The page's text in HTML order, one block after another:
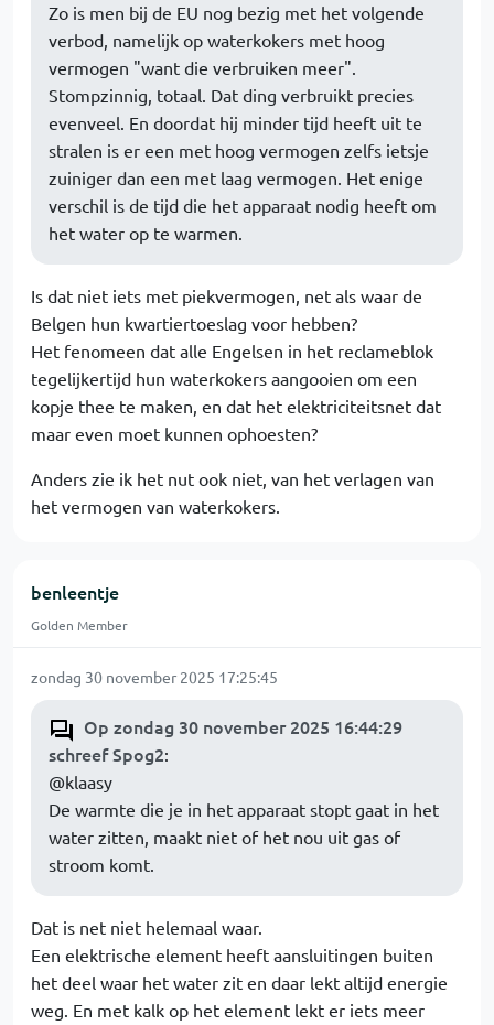
Zo is men bij de EU nog bezig met het volgende
verbod, namelijk op waterkokers met hoog
vermogen "want die verbruiken meer".
Stompzinnig, totaal. Dat ding verbruikt precies
evenveel. En doordat hij minder tijd heeft uit te
stralen is er een met hoog vermogen zelfs ietsje
zuiniger dan een met laag vermogen. Het enige
verschil is de tijd die het apparaat nodig heeft om
het water op te warmen.
Is dat niet iets met piekvermogen, net als waar de
Belgen hun kwartiertoeslag voor hebben?
Het fenomeen dat alle Engelsen in het reclameblok
tegelijkertijd hun waterkokers aangooien om een
kopje thee te maken, en dat het elektriciteitsnet dat
maar even moet kunnen ophoesten?
Anders zie ik het nut ook niet, van het verlagen van
het vermogen van waterkokers.
benleentje
Golden Member
zondag 30 november 2025 17:25:45
Op zondag 30 november 2025 16:44:29
schreef Spog2:
@klaasy
De warmte die je in het apparaat stopt gaat in het
water zitten, maakt niet of het nou uit gas of
stroom komt.
Dat is net niet helemaal waar.
Een elektrische element heeft aansluitingen buiten
het deel waar het water zit en daar lekt altijd energie
weg. En met kalk op het element lekt er iets meer